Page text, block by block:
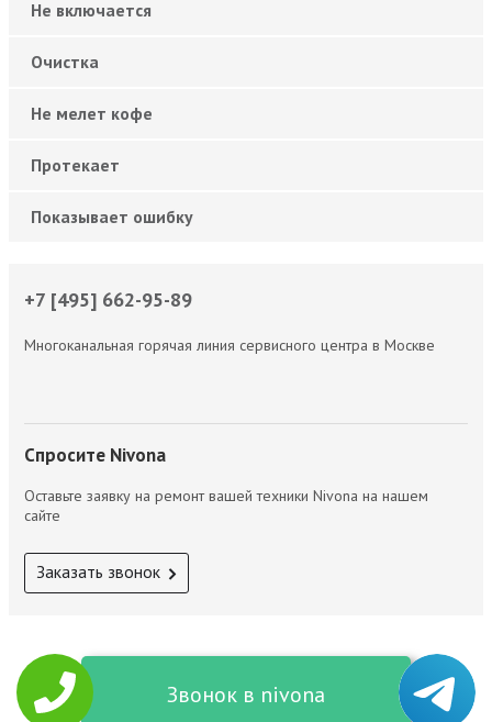
Не включается
Очистка
Не мелет кофе
Протекает
Показывает ошибку
+7 [495] 662-95-89
Многоканальная горячая линия сервисного центра в Москве
Спросите Nivona
Оставьте заявку на ремонт вашей техники Nivona на нашем
сайте
Заказать звонок
Звонок в nivona